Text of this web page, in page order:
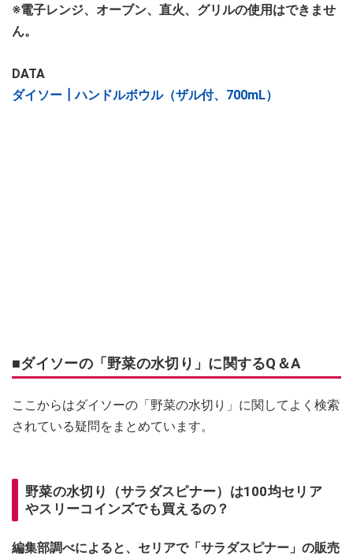
※電子レンジ、オーブン、直火、グリルの使用はできませ
ん。
DATA
ダイソー┃ハンドルボウル（ザル付、700mL）
■ダイソーの「野菜の水切り」に関するQ＆A
ここからはダイソーの「野菜の水切り」に関してよく検索
されている疑問をまとめています。
野菜の水切り（サラダスピナー）は100均セリア
やスリーコインズでも買えるの？
編集部調べによると、セリアで「サラダスピナー」の販売